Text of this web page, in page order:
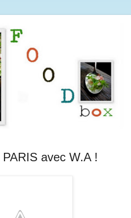
avec W.A !